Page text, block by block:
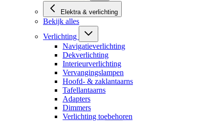
Elektra & verlichting
Bekijk alles
Verlichting
Navigatieverlichting
Dekverlichting
Interieurverlichting
Vervangingslampen
Hoofd- & zaklantaarns
Tafellantaarns
Adapters
Dimmers
Verlichting toebehoren